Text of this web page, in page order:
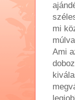
mi
Ami